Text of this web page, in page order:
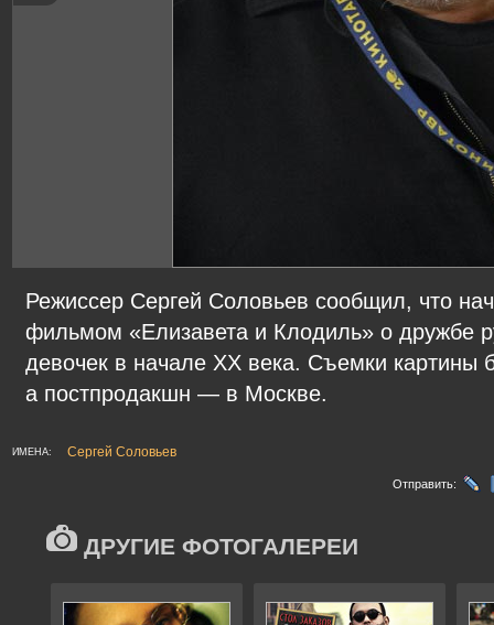
Режиссер Сергей Соловьев сообщил, что
фильмом «Елизавета и Клодиль» о дружбе
девочек в начале ХХ века. Съемки картины
а постпродакшн — в Москве.
ИМЕНА: Сергей Соловьев
Отправить:
ДРУГИЕ ФОТОГАЛЕРЕИ